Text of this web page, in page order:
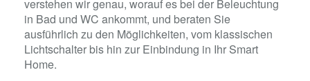
verstehen wir genau, worauf es bei der Beleuchtung
in Bad und WC ankommt, und beraten Sie
ausführlich zu den Möglichkeiten, vom klassischen
Lichtschalter bis hin zur Einbindung in Ihr Smart
Home.